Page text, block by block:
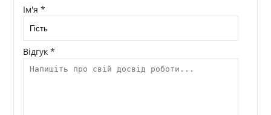
Ім'я *
Відгук *